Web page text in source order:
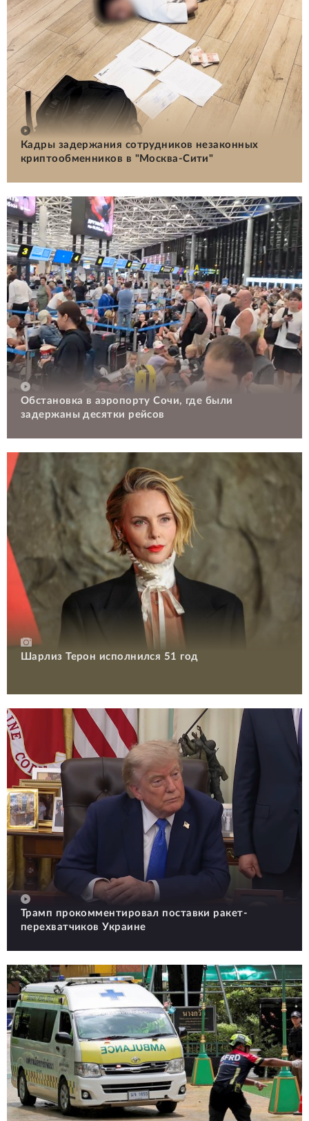
Кадры задержания сотрудников незаконных
криптообменников в "Москва-Сити"
Обстановка в аэропорту Сочи, где были
задержаны десятки рейсов
Шарлиз Терон исполнился 51 год
Трамп прокомментировал поставки ракет-
перехватчиков Украине